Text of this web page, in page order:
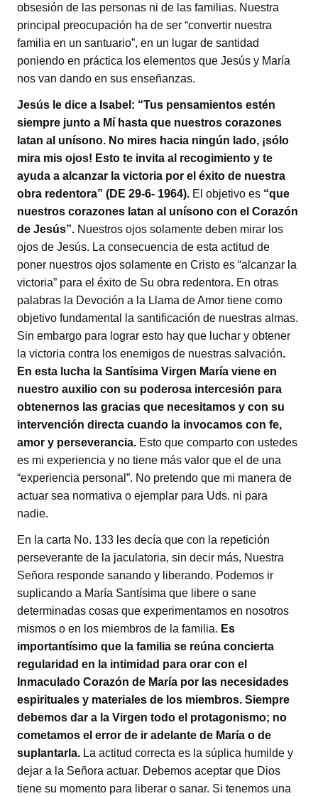
obsesión de las personas ni de las familias. Nuestra
principal preocupación ha de ser “convertir nuestra
familia en un santuario”, en un lugar de santidad
poniendo en práctica los elementos que Jesús y María
nos van dando en sus enseñanzas.
Jesús le dice a Isabel: “Tus pensamientos estén
siempre junto a Mí hasta que nuestros corazones
latan al unísono. No mires hacia ningún lado, ¡sólo
mira mis ojos! Esto te invita al recogimiento y te
ayuda a alcanzar la victoria por el éxito de nuestra
obra redentora” (DE 29-6- 1964). El objetivo es “que
nuestros corazones latan al unísono con el Corazón
de Jesús”. Nuestros ojos solamente deben mirar los
ojos de Jesús. La consecuencia de esta actitud de
poner nuestros ojos solamente en Cristo es “alcanzar la
victoria” para el éxito de Su obra redentora. En otras
palabras la Devoción a la Llama de Amor tiene como
objetivo fundamental la santificación de nuestras almas.
Sin embargo para lograr esto hay que luchar y obtener
la victoria contra los enemigos de nuestras salvación.
En esta lucha la Santísima Virgen María viene en
nuestro auxilio con su poderosa intercesión para
obtenernos las gracias que necesitamos y con su
intervención directa cuando la invocamos con fe,
amor y perseverancia. Esto que comparto con ustedes
es mi experiencia y no tiene más valor que el de una
“experiencia personal”. No pretendo que mi manera de
actuar sea normativa o ejemplar para Uds. ni para
nadie.
En la carta No. 133 les decía que con la repetición
perseverante de la jaculatoria, sin decir más, Nuestra
Señora responde sanando y liberando. Podemos ir
suplicando a María Santísima que libere o sane
determinadas cosas que experimentamos en nosotros
mismos o en los miembros de la familia. Es
importantísimo que la familia se reúna concierta
regularidad en la intimidad para orar con el
Inmaculado Corazón de María por las necesidades
espirituales y materiales de los miembros. Siempre
debemos dar a la Virgen todo el protagonismo; no
cometamos el error de ir adelante de María o de
suplantarla. La actitud correcta es la súplica humilde y
dejar a la Señora actuar. Debemos aceptar que Dios
tiene su momento para liberar o sanar. Si tenemos una